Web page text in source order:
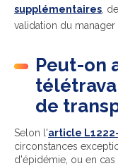
supplémentaires ,
validation du
Peut-on
de
Selon l'article
circonstances
d'épidémie, ou en